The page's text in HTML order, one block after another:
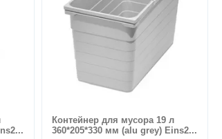
Контейнер для мусора 19 л
360*205*330 мм (alu grey) Eins2...